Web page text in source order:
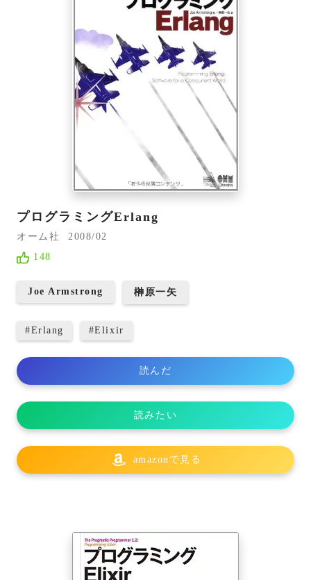
プログラミングErlang
オーム社
2008/02
148
Joe Armstrong 榊原一矢
#Erlang #Elixir
読んだ
読みたい
amazonで見る